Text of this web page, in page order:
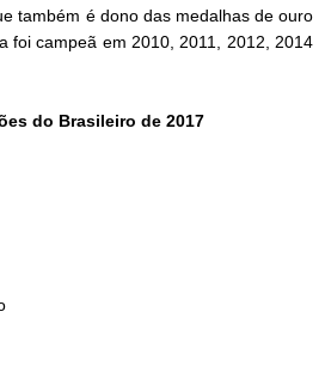
também é dono das medalhas de ouro
foi campeã em 2010, 2011, 2012, 2014
do Brasileiro de 2017